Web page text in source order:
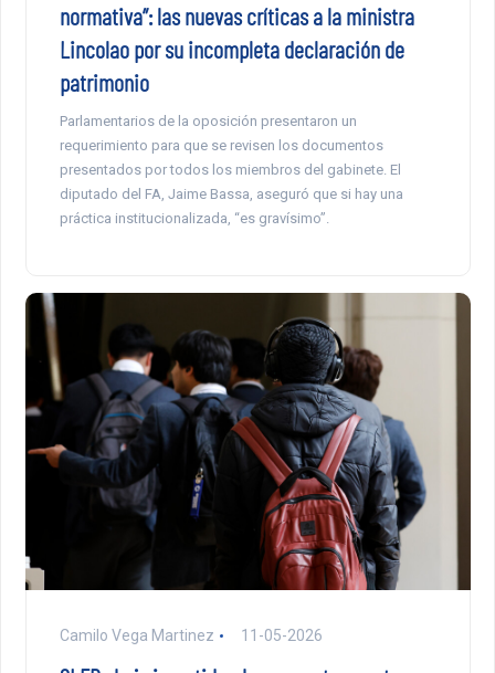
normativa”: las nuevas críticas a la ministra
Lincolao por su incompleta declaración de
patrimonio
Parlamentarios de la oposición presentaron un
requerimiento para que se revisen los documentos
presentados por todos los miembros del gabinete. El
diputado del FA, Jaime Bassa, aseguró que si hay una
práctica institucionalizada, “es gravísimo”.
Camilo Vega Martinez 11-05-2026